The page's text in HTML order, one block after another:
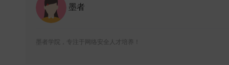
墨者
墨者学院，专注于网络安全人才培养！